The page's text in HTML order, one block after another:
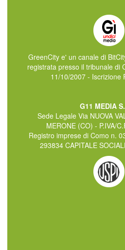
GreenCity e' un canale di
registrata presso il tribunale di
11/10/2007 - Iscrizione
G11 MEDIA
Sede Legale Via NUOVA
MERONE (CO) - P.IVA/
Registro imprese di Como n.
293834 CAPITALE